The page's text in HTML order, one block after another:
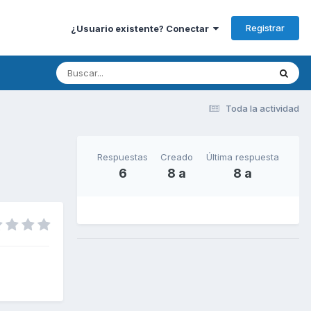
¿Usuario existente? Conectar Registrar
Toda la actividad
Respuestas
6
Creado
8 a
Última respuesta
8 a